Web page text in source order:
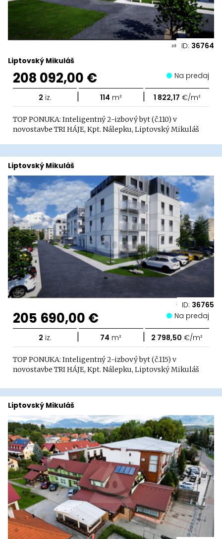
ID: 36764
Liptovský Mikuláš
208 092,00 € Na predaj
2 iz. | 114 m² | 1 822,17 €/m²
TOP PONUKA: Inteligentný 2-izbový byt (č.110) v
novostavbe TRI HÁJE, Kpt. Nálepku, Liptovský Mikuláš
ID: 36765
Liptovský Mikuláš
205 690,00 € Na predaj
2 iz. | 74 m² | 2 798,50 €/m²
TOP PONUKA: Inteligentný 2-izbový byt (č.115) v
novostavbe TRI HÁJE, Kpt. Nálepku, Liptovský Mikuláš
Liptovský Mikuláš